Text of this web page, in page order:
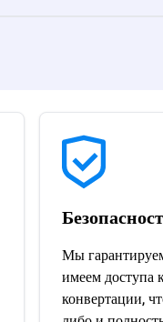
Мы
имеем доступа
конвертации,